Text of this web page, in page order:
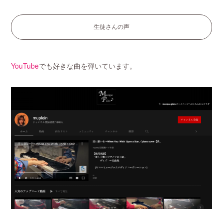
生徒さんの声
YouTubeでも好きな曲を弾いています。